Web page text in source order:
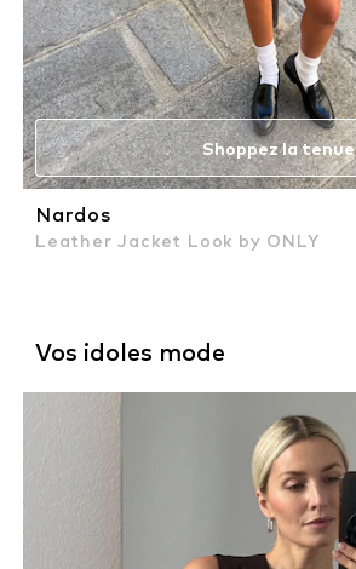
Shoppez la tenue
Nardos
Leather Jacket Look by ONLY
Vos idoles mode